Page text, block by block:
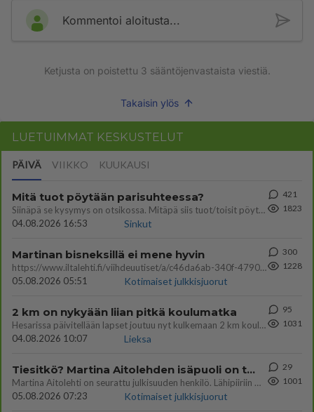
Kommentoi aloitusta...
Ketjusta on poistettu 3 sääntöjenvastaista viestiä.
Takaisin ylös
LUETUIMMAT KESKUSTELUT
PÄIVÄ VIIKKO KUUKAUSI
Mitä tuot pöytään parisuhteessa?
Siinäpä se kysymys on otsikossa. Mitäpä siis tuot/toisit pöytään parisuhteessa? Oletko mies vai nainen? Koetko sen mitä
04.08.2026 16:53
Sinkut
421
1823
Martinan bisneksillä ei mene hyvin
https://www.iltalehti.fi/viihdeuutiset/a/c46da6ab-340f-4790-aaa7-0865eed2336 Yrityksen konkurssihakemus on tullut kärä
05.08.2026 05:51
Kotimaiset julkkisjuorut
300
1228
2 km on nykyään liian pitkä koulumatka
Hesarissa päivitellään lapset joutuu nyt kulkemaan 2 km kouluun jösses. Ruostefillarilla tuo matka menee vaikka miten äk
04.08.2026 10:07
Lieksa
95
1031
Tiesitkö? Martina Aitolehden isäpuoli on tämä suosittu laulaja
Martina Aitolehti on seurattu julkisuuden henkilö. Lähipiiriin mahtuu muitakin tunnettuja henkilöitä. Tiesitkö, että Ma
05.08.2026 07:23
Kotimaiset julkkisjuorut
29
1001